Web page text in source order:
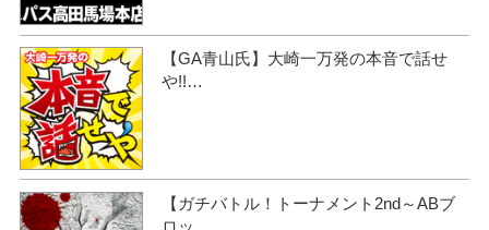
【GA青山氏】大崎一万発の本音で話せ
や!!…
【ガチバトル！トーナメント2nd～ABブ
ロッ…